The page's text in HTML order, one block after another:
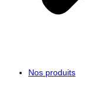
Nos produits